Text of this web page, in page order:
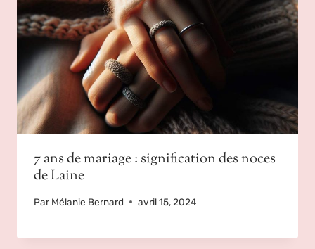
7 ans de mariage : signification des noces
de Laine
Par Mélanie Bernard avril 15, 2024